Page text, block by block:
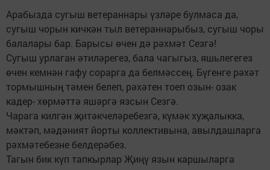
Арабызда сугыш ветераннары үзләре булмаса да,
сугыш чорын кичкән тыл ветераннарыбыз, сугыш чоры
балалары бар. Барысы өчен дә рәхмәт Сезгә!
Сугыш урлаган әтиләрегез, бала чагыгыз, яшьлегегез
өчен кемнән гафу сорарга да белмәссең. Бүгенге рәхәт
тормышның тәмен белеп, рәхәтен тоеп озын- озак
кадер- хөрмәттә яшәргә язсын Сезгә.
Чарага килгән җитәкчеләребезгә, күмәк хуҗалыкка,
мәктәп, мәдәният йорты коллективына, авылдашларга
рәхмәтебезне белдерәбез.
Тагын бик күп тапкырлар Җиңү язын каршыларга